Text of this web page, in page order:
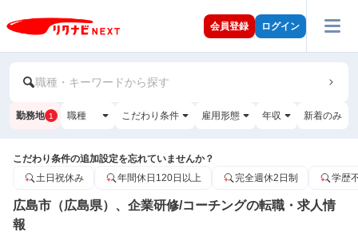
会員登録 ログイン
職種・キーワードから探す
勤務地 1 職種 こだわり条件 雇用形態 年収 新着のみ
こだわり条件の追加設定を忘れていませんか？
土日祝休み
年間休日120日以上 完全週休2日制 学歴
広島市（広島県）、企業研修/コーチングの転職・求人情
報